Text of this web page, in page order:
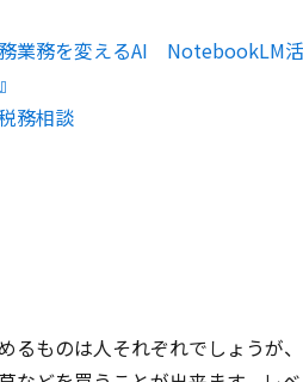
業務を変えるAI NotebookLM
務相談
るものは人それぞれでしょうが